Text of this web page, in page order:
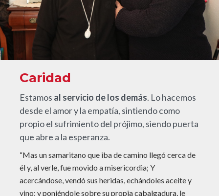
Caridad
Estamos al servicio de los demás. Lo hacemos
desde el amor y la empatía, sintiendo como
propio el sufrimiento del prójimo, siendo puerta
que abre a la esperanza.
“Mas un samaritano que iba de camino llegó cerca de
él y, al verle, fue movido a misericordia; Y
acercándose, vendó sus heridas, echándoles aceite y
vino; y poniéndole sobre su propia cabalgadura, le